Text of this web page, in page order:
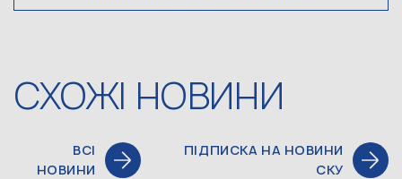
СХОЖІ НОВИНИ
ВСІ
НОВИНИ
ПІДПИСКА НА НОВИНИ
СКУ